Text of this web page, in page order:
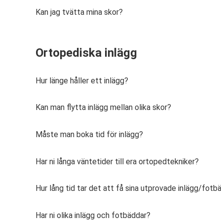
Kan jag tvätta mina skor?
Ortopediska inlägg
Hur länge håller ett inlägg?
Kan man flytta inlägg mellan olika skor?
Måste man boka tid för inlägg?
Har ni långa väntetider till era ortopedtekniker?
Hur lång tid tar det att få sina utprovade inlägg/
Har ni olika inlägg och fotbäddar?